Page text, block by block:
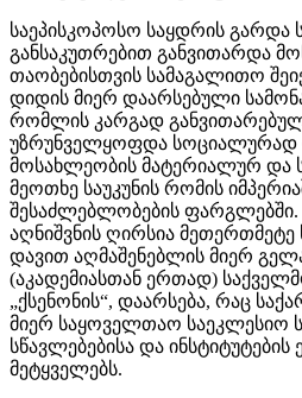
საეპისკოპოსო საყდრის გარდა
განსაკუთრებით განვითარდა
თაობებისთვის სამაგალითო
დიდის მიერ დაარსებული
რომლის კარგად
უზრუნველყოფდა სოციალურად
მოსახლეობის მატერიალურ და
მეოთხე საუკუნის რომის
შესაძლებლობების
აღნიშვნის ღირსია
დავით აღმაშენებლის მიერ
(აკადემიასთან ერთად)
„ქსენონის“, დაარსება, რაც
მიერ საყოველთაო საეკლესიო
სწავლებებისა და
მეტყველებს.